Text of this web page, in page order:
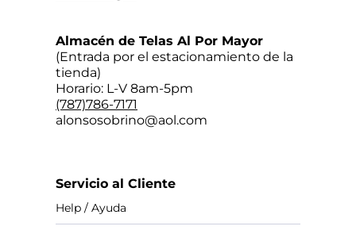
Almacén de Telas Al Por Mayor
(Entrada por el estacionamiento de la
tienda)
Horario: L-V 8am-5pm
(787)786-7171
alonsosobrino@aol.com
Servicio al Cliente
Help / Ayuda